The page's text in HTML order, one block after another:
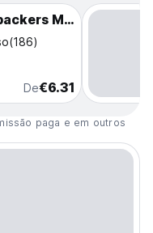
Papabo Backpackers Mactan
(186)
De€6.31
paga e em outros